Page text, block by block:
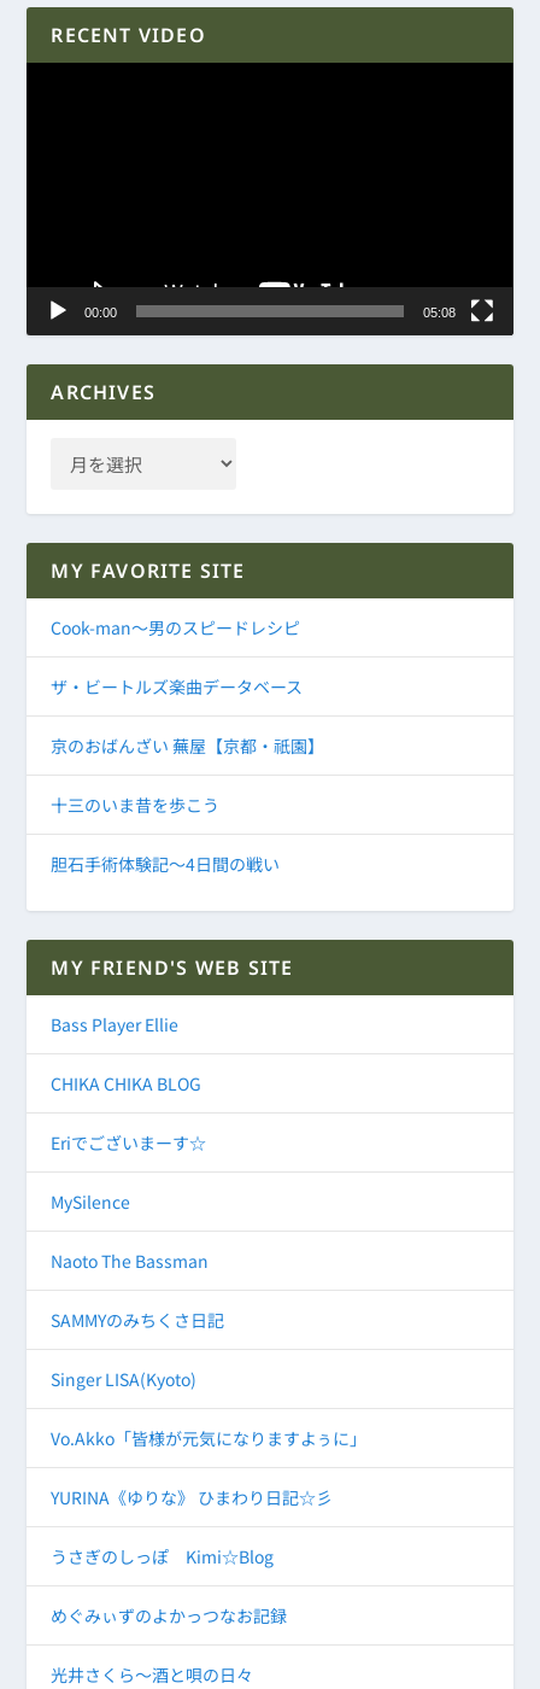
RECENT VIDEO
00:00 05:08
ARCHIVES
MY FAVORITE SITE
Cook-man～男のスピードレシピ
ザ・ビートルズ楽曲データベース
京のおばんざい 蕪屋【京都・祇園】
十三のいま昔を歩こう
胆石手術体験記～4日間の戦い
MY FRIEND'S WEB SITE
Bass Player Ellie
CHIKA CHIKA BLOG
Eriでございまーす☆
MySilence
Naoto The Bassman
SAMMYのみちくさ日記
Singer LISA(Kyoto)
Vo.Akko「皆様が元気になりますよぅに」
YURINA《ゆりな》 ひまわり日記☆彡
うさぎのしっぽ Kimi☆Blog
めぐみぃずのよかっつなお記録
光井さくら～酒と唄の日々